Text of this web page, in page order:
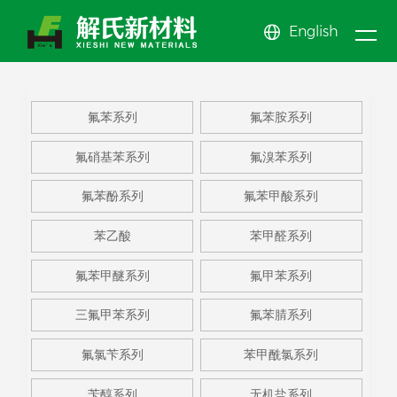
English
我们
About us
公司文化
EHS体系
公司简介
企业展示
资质荣誉
产品
中心
Product center
氟苯甲
醚系列
氟甲苯
系列
三氟甲
苯系列
更多系
列
氟苯酚
系列
氟苯甲
酸系列
苯乙酸
氟苯系
列
氟苯胺
系列
氟硝基
新闻
中心
News center
公司新闻
行业动态
氟苯系列 氟苯胺系列
氟硝基苯系列 氟溴苯系列
氟苯酚系列 氟苯甲酸系列
苯乙酸 苯甲醛系列
氟苯甲醚系列 氟甲苯系列
三氟甲苯系列 氟苯腈系列
氟氯苄系列 苯甲酰氯系列